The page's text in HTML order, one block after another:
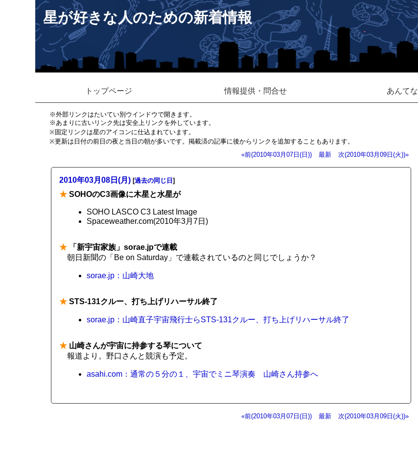
星が好きな人のための新着情報
トップページ 情報提供・問合せ あんてな
※外部リンクはたいてい別ウインドウで開きます。
※あまりに古いリンク先は安全上リンクを外しています。
※固定リンクは星のアイコンに仕込まれています。
※更新は日付の前日の夜と当日の朝が多いです。掲載済の記事に後からリンクを追加することもあります。
«前(2010年03月07日(日))
最新 次(2010年03月09日(火))»
2010年03月08日(月) [過去の同じ日 ]
★ SOHOのC3画像に木星と水星が
SOHO LASCO C3 Latest Image
Spaceweather.com(2010年3月7日)
★ 「新宇宙家族」sorae.jpで連載
朝日新聞の「Be on Saturday」で連載されているのと同じでしょうか？
sorae.jp：山崎大地
★ STS-131クルー、打ち上げリハーサル終了
sorae.jp：山崎直子宇宙飛行士らSTS-131クルー、打ち上げリハーサル終了
★ 山崎さんが宇宙に持参する琴について
報道より。野口さんと競演も予定。
asahi.com：通常の５分の１、宇宙でミニ琴演奏 山崎さん持参へ
«前(2010年03月07日(日)) 最新 次(2010年03月09日(火))»